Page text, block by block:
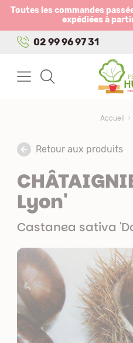
Toutes les commandes
expédiées à
02 99 96 97 31
Accueil
Retour aux produits
Lyon'
Castanea sativa
Panneau de gestion des